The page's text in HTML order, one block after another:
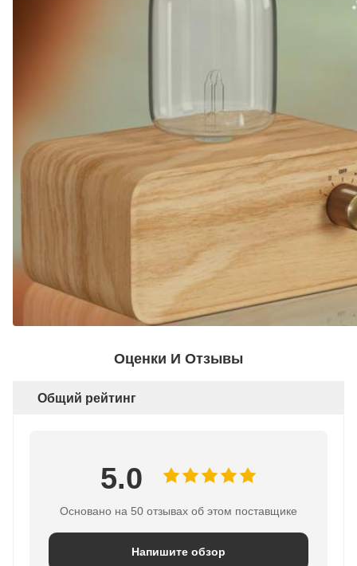
Оценки И Отзывы
Общий рейтинг
5.0
Основано на 50 отзывах об этом поставщике
Напишите обзор